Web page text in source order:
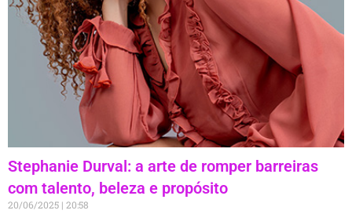
Stephanie Durval: a arte de romper barreiras
com talento, beleza e propósito
20/06/2025 20:58